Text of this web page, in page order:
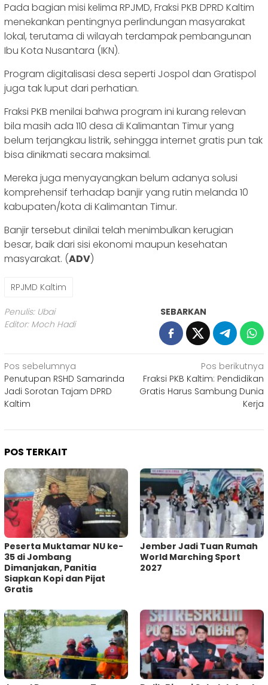
Pada bagian misi kelima RPJMD, Fraksi PKB DPRD Kaltim
menekankan pentingnya perlindungan masyarakat
lokal, terutama di wilayah terdampak pembangunan
Ibu Kota Nusantara (IKN).
Program digitalisasi desa seperti Jospol dan Gratispol
juga tak luput dari perhatian.
Fraksi PKB menilai bahwa program ini kurang relevan
bila masih ada 110 desa di Kalimantan Timur yang
belum terjangkau listrik, sehingga internet gratis pun tak
bisa dinikmati secara maksimal.
Mereka juga menyayangkan belum adanya solusi
komprehensif terhadap banjir yang rutin melanda 10
kabupaten/kota di Kalimantan Timur.
Banjir tersebut dinilai telah menimbulkan kerugian
besar, baik dari sisi ekonomi maupun kesehatan
masyarakat. (ADV)
RPJMD Kaltim
Penulis: Ubai
Editor: Moch Hadi
SEBARKAN
Navigasi
pos
Pos sebelumnya
Penutupan RSHD Samarinda
Jadi Sorotan Tajam DPRD
Kaltim
Pos berikutnya
Fraksi PKB Kaltim: Pendidikan
Gratis Harus Sambung Dunia
Kerja
POS TERKAIT
Peserta Muktamar NU ke-
35 di Jombang
Dimanjakan, Panitia
Siapkan Kopi dan Pijat
Gratis
Jember Jadi Tuan Rumah
World Marching Sport
2027